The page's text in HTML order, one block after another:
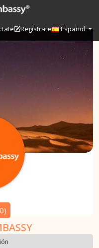
Regístrate Español
)